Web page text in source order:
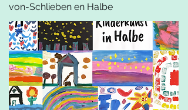
von-Schlieben en Halbe